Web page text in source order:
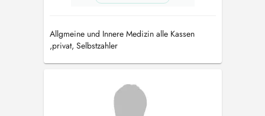
Allgmeine und Innere Medizin alle Kassen
,privat, Selbstzahler